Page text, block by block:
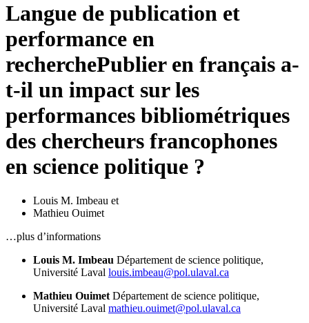
Langue de publication et
performance en
recherchePublier en français a-
t-il un impact sur les
performances bibliométriques
des chercheurs francophones
en science politique ?
Louis M. Imbeau et
Mathieu Ouimet
…plus d’informations
Louis M. Imbeau Département de science politique,
Université Laval louis.imbeau@pol.ulaval.ca
Mathieu Ouimet Département de science politique,
Université Laval mathieu.ouimet@pol.ulaval.ca